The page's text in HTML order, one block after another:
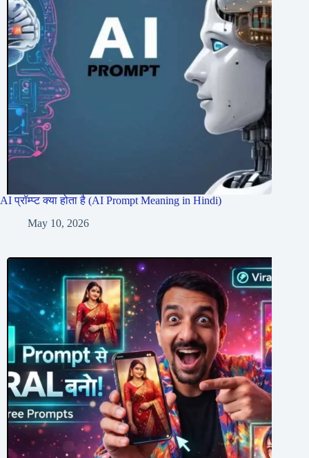
AI प्रॉम्प्ट क्या होता है (AI Prompt Meaning in Hindi)
May 10, 2026